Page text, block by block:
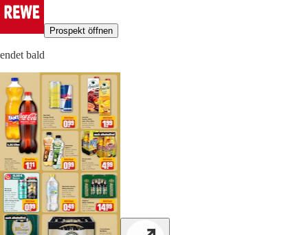
Prospekt öffnen
endet bald